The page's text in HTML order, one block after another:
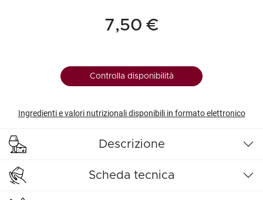
7,50 €
Controlla disponibilità
Ingredienti e valori nutrizionali disponibili in formato elettronico
Descrizione
Scheda tecnica